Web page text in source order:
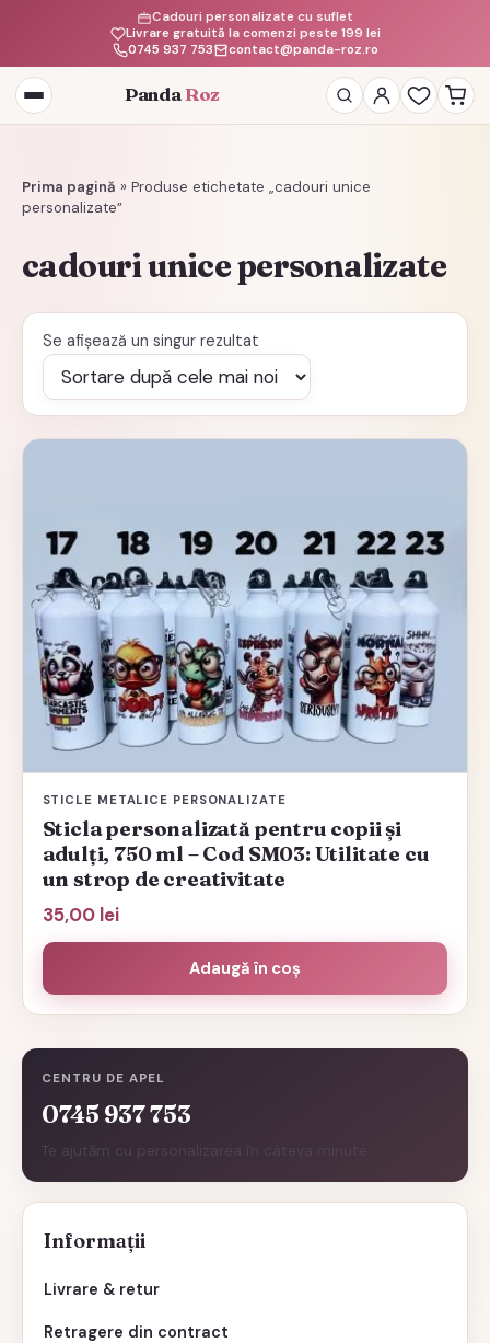
Livrare gratuită la comenzi peste 199 lei
Cadouri personalizate cu suflet
0745 937 753
contact@panda-roz.ro
Deschide
meniul
Panda Roz
Prima pagină » Produse etichetate „cadouri unice
personalizate”
CENTRU DE APEL
0745 937 753
Te ajutăm cu personalizarea în câteva minute.
Informații
Livrare & retur
Retragere din contract
cadouri unice personalizate
Se afișează un singur rezultat
STICLE METALICE PERSONALIZATE
Sticla personalizată pentru copii și
adulți, 750 ml – Cod SM03: Utilitate cu
un strop de creativitate
35,00 lei
Adaugă în coș
Acest
mai
multe
variații.
Opțiunile
pot
alese
pagina
produsului.